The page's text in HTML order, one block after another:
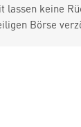
lassen keine
Börse